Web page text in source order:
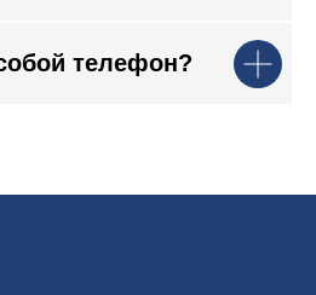
телефон?